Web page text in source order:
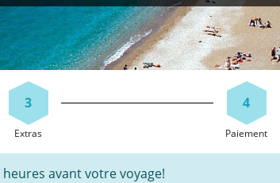
3
Extras
4
Paiement
avant votre voyage!